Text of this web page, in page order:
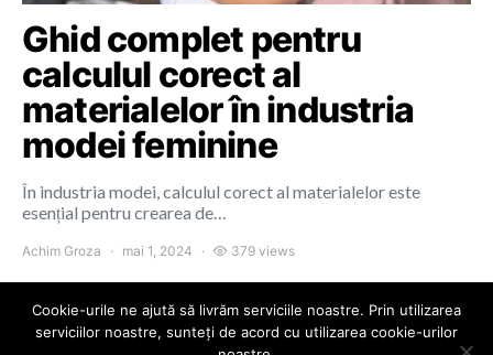
Ghid complet pentru
calculul corect al
materialelor în industria
modei feminine
În industria modei, calculul corect al materialelor este
esențial pentru crearea de…
Achim Groza mai 1, 2024 379 views
Cookie-urile ne ajută să livrăm serviciile noastre. Prin utilizarea
serviciilor noastre, sunteți de acord cu utilizarea cookie-urilor